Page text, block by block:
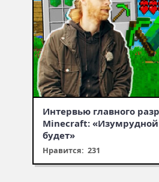
Интервью главного
Minecraft:
будет»
Нравится: 231